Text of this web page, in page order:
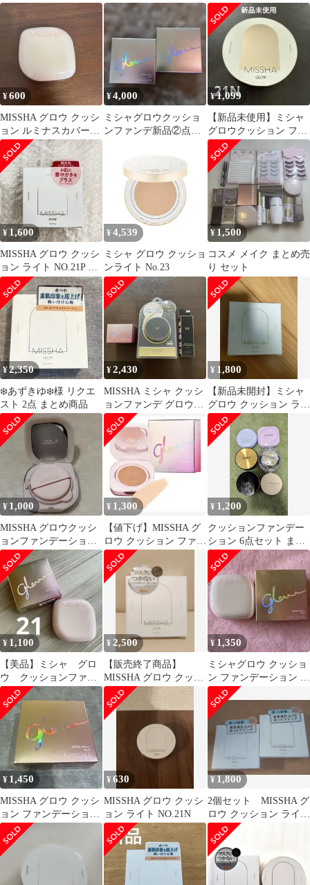
デーション (ルミナス
カバー) (16g)
デーション（ルミナス
カバー）NO.23
（ルミナスカバー）
No.21
¥600
MISSHA グロウ クッシ
ョン ルミナスカバー
No.21
¥4,000
ミシャグロウクッショ
ンファンデ新品②点セ
¥1,099
【新品未使用】ミシャ
グロウクッション ファ
ンデーション No.21N
¥ 1,600
MISSHA グロウ クッシ
ョン ライト NO.21P 限
定色
¥ 4,539
ミシャ グロウ クッショ
ンライト No.23
¥1,500
コスメ メイク まとめ売
り セット
¥2,350
❄️あずきゆ❄️様 リクエ
スト 2点 まとめ商品
¥2,430
MISSHA ミシャ クッシ
ョンファンデ グロウス
キンバーム コンシーラ
ー
¥ 1,800
【新品未開封】ミシャ
グロウ クッション ライ
ト NO.21N
¥ 1,000
MISSHA グロウクッシ
ョンファンデーション
No.21
¥ 1,300
【値下げ】MISSHA グ
ロウ クッション ファン
デーション No.21 ライ
ト
¥ 1,200
クッションファンデー
ション 6点セット まと
め売り
¥ 1,100
【美品】ミシャ グロ
ウ クッションファン
デーション
¥ 2,500
【販売終了商品】
MISSHA グロウ クッシ
ョン ライト NO.23
¥ 1,350
ミシャグロウ クッショ
ン ファンデーション ル
ミナスカバー No.21ラ
イト
¥ 1,450
MISSHA グロウ クッシ
ョン ファンデーション
No.21
¥630
MISSHA グロウ クッシ
ョン ライト NO.21N
¥ 1,800
2個セット MISSHA グ
ロウ クッション ライト
No.21